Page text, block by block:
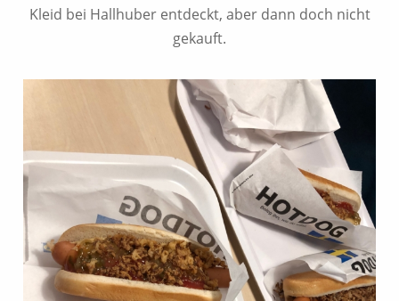
Kleid bei Hallhuber entdeckt, aber dann doch nicht
gekauft.